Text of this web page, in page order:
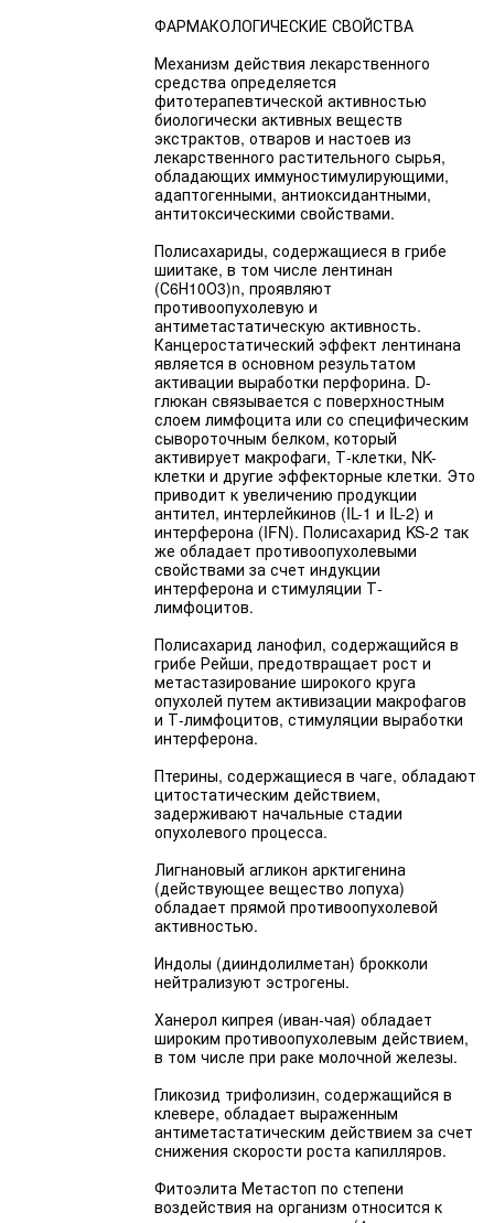
ФАРМАКОЛОГИЧЕСКИЕ СВОЙСТВА
Механизм действия лекарственного
средства определяется
фитотерапевтической активностью
биологически активных веществ
экстрактов, отваров и настоев из
лекарственного растительного сырья,
обладающих иммуностимулирующими,
адаптогенными, антиоксидантными,
антитоксическими свойствами.
Полисахариды, содержащиеся в грибе
шиитаке, в том числе лентинан
(С6Н10О3)n, проявляют
противоопухолевую и
антиметастатическую активность.
Канцеростатический эффект лентинана
является в основном результатом
активации выработки перфорина. D-
глюкан связывается с поверхностным
слоем лимфоцита или со специфическим
сывороточным белком, который
активирует макрофаги, Т-клетки, NK-
клетки и другие эффекторные клетки. Это
приводит к увеличению продукции
антител, интерлейкинов (IL-1 и IL-2) и
интерферона (IFN). Полисахарид KS-2 так
же обладает противоопухолевыми
свойствами за счет индукции
интерферона и стимуляции Т-
лимфоцитов.
Полисахарид ланофил, содержащийся в
грибе Рейши, предотвращает рост и
метастазирование широкого круга
опухолей путем активизации макрофагов
и Т-лимфоцитов, стимуляции выработки
интерферона.
Птерины, содержащиеся в чаге, обладают
цитостатическим действием,
задерживают начальные стадии
опухолевого процесса.
Лигнановый агликон арктигенина
(действующее вещество лопуха)
обладает прямой противоопухолевой
активностью.
Индолы (дииндолилметан) брокколи
нейтрализуют эстрогены.
Ханерол кипрея (иван-чая) обладает
широким противоопухолевым действием,
в том числе при раке молочной железы.
Гликозид трифолизин, содержащийся в
клевере, обладает выраженным
антиметастатическим действием за счет
снижения скорости роста капилляров.
Фитоэлита Метастоп по степени
воздействия на организм относится к